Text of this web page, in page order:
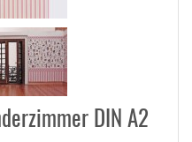
DIN A2